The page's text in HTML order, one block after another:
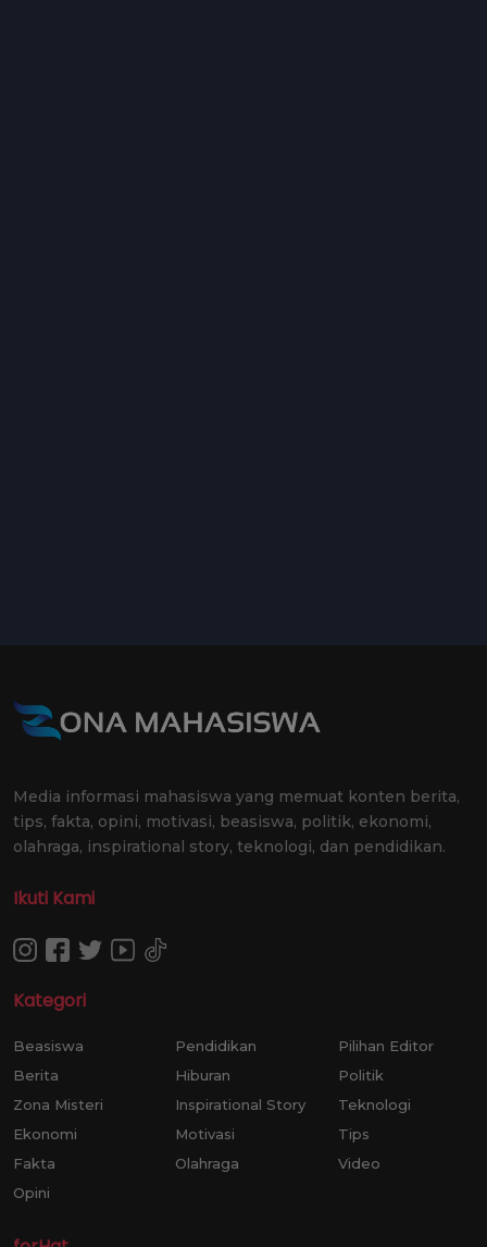
Media informasi mahasiswa yang memuat konten berita,
tips, fakta, opini, motivasi, beasiswa, politik, ekonomi,
olahraga, inspirational story, teknologi, dan pendidikan.
Ikuti Kami
Kategori
Beasiswa
Berita
Zona Misteri
Ekonomi
Fakta
Opini
Pendidikan
Hiburan
Inspirational Story
Motivasi
Olahraga
Pilihan Editor
Politik
Teknologi
Tips
Video